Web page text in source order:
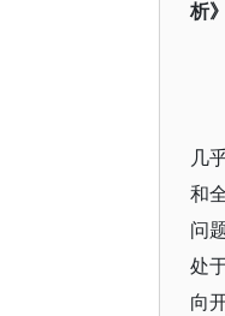
析
几
和
问
处
向